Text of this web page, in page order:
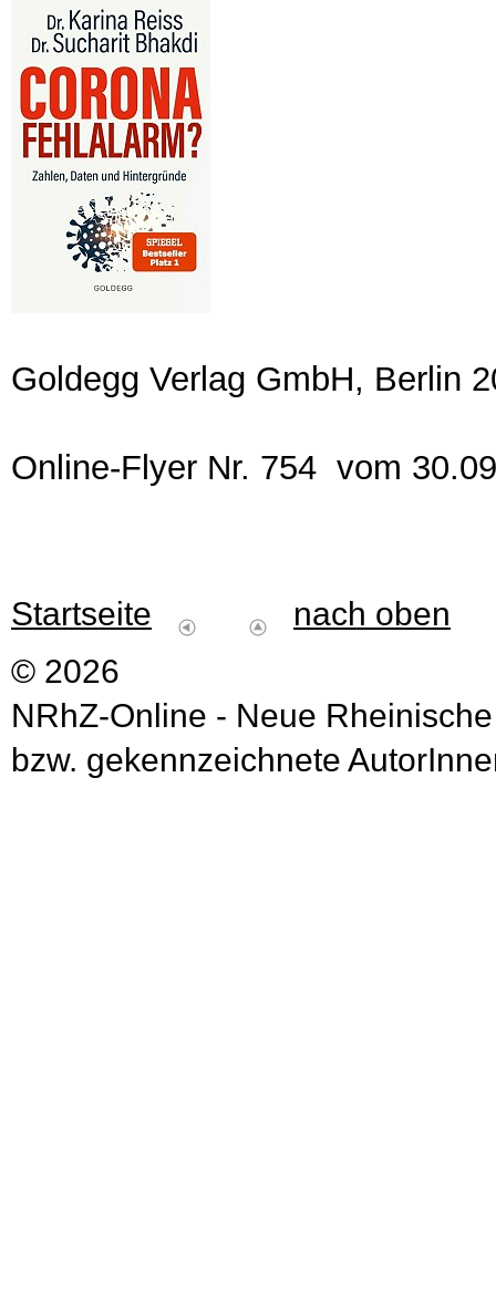
Goldegg Verlag GmbH, Berlin
Online-Flyer Nr. 754 vom
Startseite
nach oben
© 2026
NRhZ-Online - Neue
bzw. gekennzeichnete